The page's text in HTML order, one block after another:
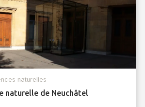
naturelles
naturelle de Neuchâtel